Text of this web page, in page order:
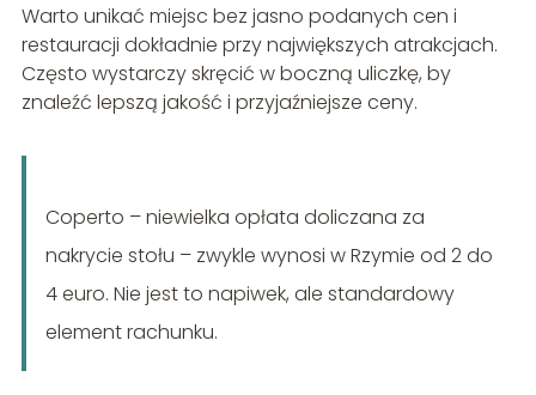
Warto unikać miejsc bez jasno podanych cen i
restauracji dokładnie przy największych atrakcjach.
Często wystarczy skręcić w boczną uliczkę, by
znaleźć lepszą jakość i przyjaźniejsze ceny.
Coperto – niewielka opłata doliczana za
nakrycie stołu – zwykle wynosi w Rzymie od 2 do
4 euro. Nie jest to napiwek, ale standardowy
element rachunku.